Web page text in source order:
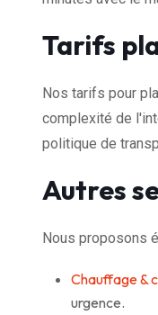
Tarifs
Nos tarifs pour
complexité de
politique de
Autres
Nous proposons
Chauffage &
urgence.